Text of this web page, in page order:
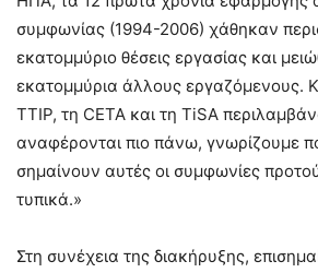
συμφωνίας (1994-2006) χάθηκαν
εκατομμύριο θέσεις εργασίας και
εκατομμύρια άλλους εργαζόμενους.
TTIP, τη CETA και τη TiSA
αναφέρονται πιο πάνω, γνωρίζουμε
σημαίνουν αυτές οι συμφωνίες
τυπικά.»
Στη συνέχεια της διακήρυξης,